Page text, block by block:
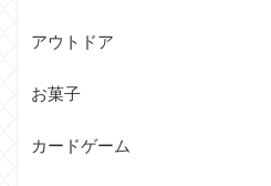
アウトドア
お菓子
カードゲーム